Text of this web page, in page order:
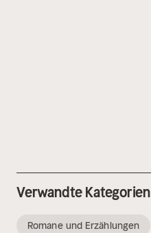
Verwandte Kategorien
Romane und Erzählungen